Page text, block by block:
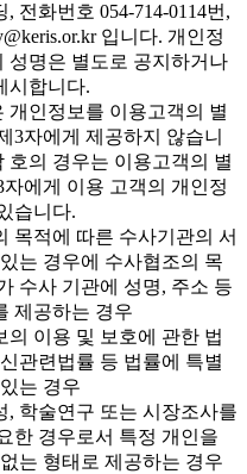
, 전화번호 054-714-0114번,
입니다. 개인정
성명은 별도로 공지하거나
시합니다.
인정보를 이용고객의 별
3자에게 제공하지 않습니
호의 경우는 이용고객의 별
자에게 이용 고객의 개인정
습니다.
목적에 따른 수사기관의 서
는 경우에 수사협조의 목
수사 기관에 성명, 주소 등
제공하는 경우
의 이용 및 보호에 관한 법
관련법률 등 법률에 특별
는 경우
, 학술연구 또는 시장조사를
한 경우로서 특정 개인을
는 형태로 제공하는 경우